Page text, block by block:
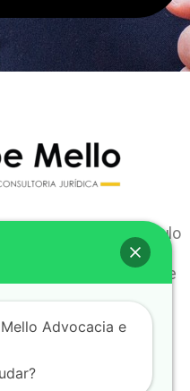
São Paulo
para todo o Brasil de
e rapidez.
7661 – E-mail:
Advocacia e